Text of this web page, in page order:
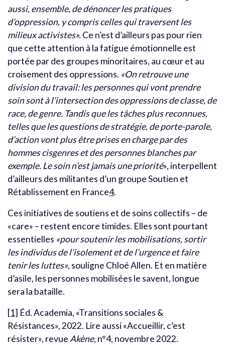
aussi, ensemble, de dénoncer les pratiques
d’oppression, y compris celles qui traversent les
milieux activistes».Ce n’est d’ailleurs pas pour rien
que cette attention à la fatigue émotionnelle est
portée par des groupes minoritaires, au cœur et au
croisement des oppressions. «On retrouve une
division du travail: les personnes qui vont prendre
soin sont à l’intersection des oppressions de classe, de
race, de genre. Tandis que les tâches plus reconnues,
telles que les questions de stratégie, de porte-parole,
d’action vont plus être prises en charge par des
hommes cisgenres et des personnes blanches par
exemple. Le soin n’est jamais une priorité», interpellent
d’ailleurs des militantes d’un groupe Soutien et
Rétablissement en France4.
Ces initiatives de soutiens et de soins collectifs – de
«care» – restent encore timides. Elles sont pourtant
essentielles «pour soutenir les mobilisations, sortir
les individus de l’isolement et de l’urgence et faire
tenir les luttes», souligne Chloé Allen. Et en matière
d’asile, les personnes mobilisées le savent, longue
sera la bataille.
[1] Éd. Academia, «Transitions sociales &
Résistances», 2022. Lire aussi «Accueillir, c’est
résister», revueAkène, n°4, novembre 2022.